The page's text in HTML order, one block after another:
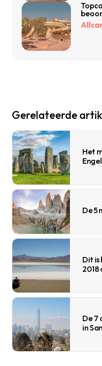
Gerelateerde
Het
De 5
Dit is
2018
De 7
in